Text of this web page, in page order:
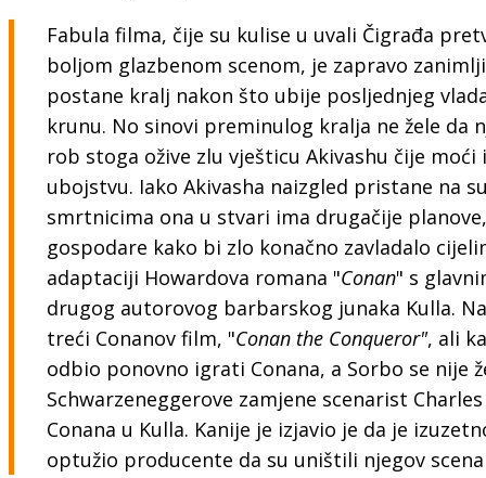
Fabula filma, čije su kulise u uvali Čigrađa
boljom glazbenom scenom, je zapravo
postane kralj nakon što ubije posljednjeg
krunu. No sinovi preminulog kralja ne žele da
rob stoga ožive zlu vješticu Akivashu čije
ubojstvu. Iako Akivasha naizgled pristane na
smrtnicima ona u stvari ima drugačije
gospodare kako bi zlo konačno zavladalo
adaptaciji Howardova romana "Conan" s
drugog autorovog barbarskog junaka Kulla.
treći Conanov film, "Conan the Conqueror", ali
odbio ponovno igrati Conana, a Sorbo se nije
Schwarzeneggerove zamjene scenarist
Conana u Kulla. Kanije je izjavio je da je
optužio producente da su uništili njegov